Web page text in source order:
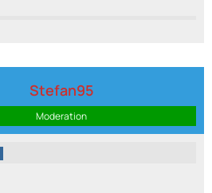
Stefan95
Moderation